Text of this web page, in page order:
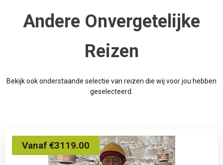
Andere Onvergetelijke
Reizen
Bekijk ook onderstaande selectie van reizen die wij voor jou hebben
geselecteerd.
Vanaf €3119.00